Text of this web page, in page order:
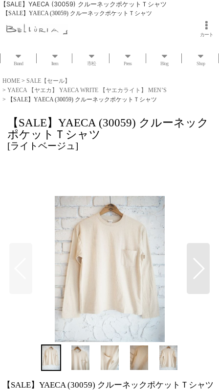
【SALE】YAECA (30059) クルーネックポケットＴシャツ
【SALE】YAECA (30059) クルーネックポケットＴシャツ
カート
Brand Item 市松 Press Blog Shop
HOME > SALE【セール】
> YAECA 【ヤエカ】 YAECA WRITE 【ヤエカライト】 MEN’S
>
【SALE】YAECA (30059) クルーネックポケットＴシャツ
【SALE】YAECA (30059) クルーネック
ポケットＴシャツ
[ライトベージュ ]
【SALE】YAECA (30059) クルーネックポケットＴシャツ